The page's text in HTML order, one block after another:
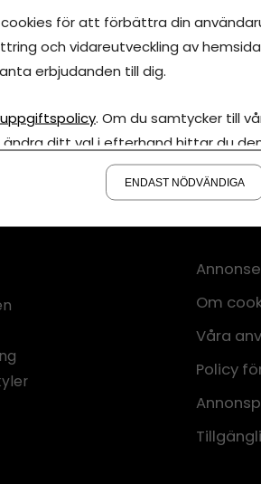
Om
Våra
Policy
för att förbättra din
och vidareutveckling av
erbjudanden till dig.
. Om du samtycker till
ändra ditt val i efterhand hittar du
ENDAST NÖDVÄNDIGA